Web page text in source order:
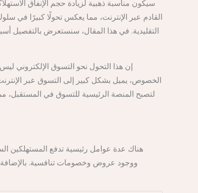
القادم عبر الإنترنت، مما يعكس تحولًا كبيرًا
التقليدية. في هذا المقال، سنستعرض بالتفصيل
إن هذا التحول نحو التسوق الإلكتروني
الخصوص، يميل بشكل كبير إلى التسوق عبر
هناك عدة عوامل رئيسية تدفع المستهلكين
ووجود عروض وخصومات تنافسية. بالإضافة